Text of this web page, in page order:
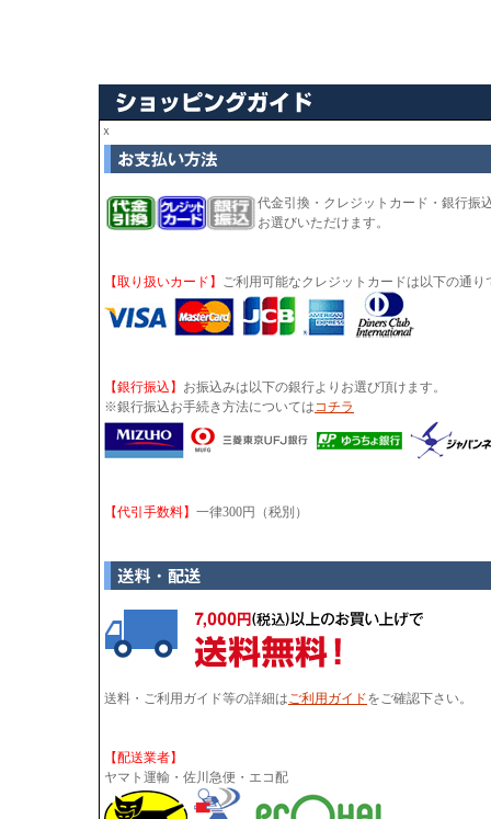
ｘ
代金引換・クレジットカード・銀行振
お選びいただけます。
【取り扱いカード】 ご利用可能なクレジットカードは以下の通り
【銀行振込】 お振込みは以下の銀行よりお選び頂けます。
※銀行振込お手続き方法についてはコチラ
【代引手数料】 一律300円（税別）
送料・ご利用ガイド等の詳細はご利用ガイドをご確認下さい。
【配送業者】
ヤマト運輸・佐川急便・エコ配